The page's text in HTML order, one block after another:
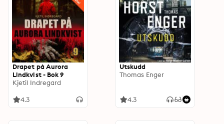
Drapet på Aurora
Lindkvist - Bok 9
Kjetil Indregard
4.3
Utskudd
Thomas Enger
4.3